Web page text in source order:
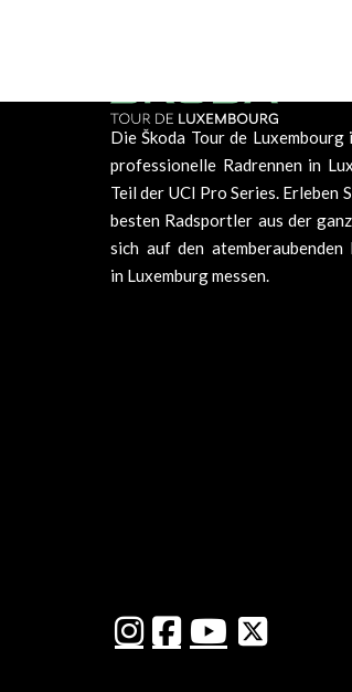
Die Škoda Tour de
professionelle Radrennen in
Teil der UCI Pro Series. Erleben
besten Radsportler aus der
sich auf den atemberaubenden
in Luxemburg messen.